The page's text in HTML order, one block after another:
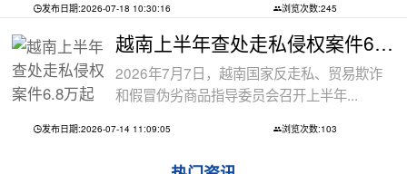
发布日期:2026-07-18 10:30:16 浏览次数:245
越南上半年查处走私侵权案件6.8万起
2026年7月7日，越南国家反走私、贸易欺诈
和假冒伪劣商品指导委员会召开上半年...
发布日期:2026-07-14 11:09:05 浏览次数:103